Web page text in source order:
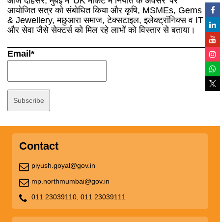
आयोजित सत्र को संबोधित किया और कृषि, MSMEs, Gems
& Jewellery, मछुआरा समाज, टेक्सटाइल, इलेक्ट्रॉनिक्स व IT
और सेवा जैसे सेक्टर्स को मिल रहे लाभों को विस्तार से बताया।
Email*
Contact
piyush.goyal@gov.in
mp.northmumbai@gov.in
011 23039110, 011 23039111